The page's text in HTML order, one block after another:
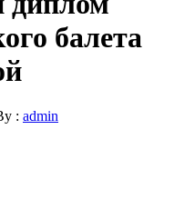
балета
: admin